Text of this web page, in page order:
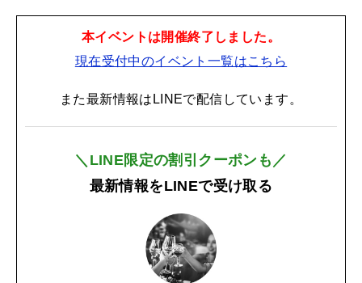
本イベントは開催終了しました。
現在受付中のイベント一覧はこちら
また最新情報はLINEで配信しています。
＼LINE限定の割引クーポンも／
最新情報をLINEで受け取る